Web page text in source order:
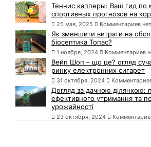
Теннис капперы: Ваш гид по
спортивных прогнозов на
25 мая, 2025 Комментариев нет
Як зменшити витрати на
біосептика Топас?
1 ноября, 2024 Комментариев
Вейп Шоп – що це? огляд
ринку електронних сигарет
31 октября, 2024
Догляд за дачною ділянкою:
ефективного утримання та
урожайності
23 октября, 2024